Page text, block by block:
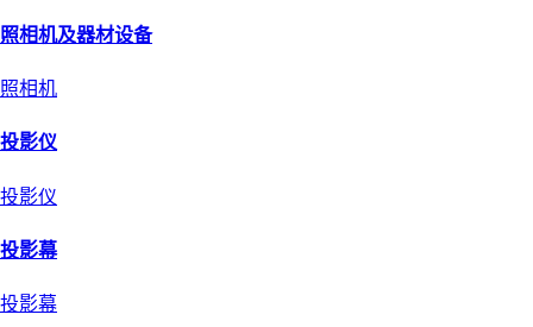
照相机及器材设备
照相机
投影仪
投影仪
投影幕
投影幕